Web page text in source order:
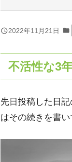
query_builder2022年11月21日 folder
不活性な3
先日投稿した日
はその続きを書い